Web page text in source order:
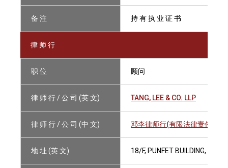
备 注 持 有 执 业 证 书
律 师 行
职 位 顾问
律 师 行 / 公 司 (英 文) TANG, LEE & CO. LLP
律 师 行 / 公 司 (中 文) 邓李律师行(有限法律责任合伙)
地 址 (英 文) 18/F, PUNFET BUILDING, 701